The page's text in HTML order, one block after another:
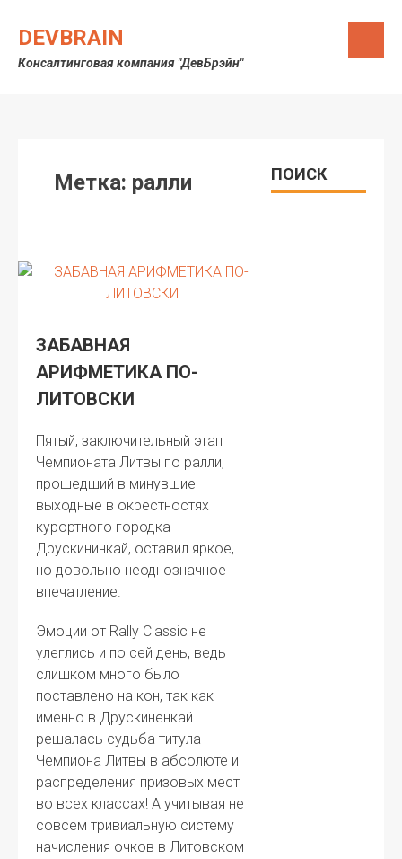
DEVBRAIN
Консалтинговая компания "ДевБрэйн"
Метка: ралли
ЗАБАВНАЯ
АРИФМЕТИКА ПО-
ЛИТОВСКИ
Пятый, заключительный этап
Чемпионата Литвы по ралли,
прошедший в минувшие
выходные в окрестностях
курортного городка
Друскининкай, оставил яркое,
но довольно неоднозначное
впечатление.
Эмоции от Rally Classic не
улеглись и по сей день, ведь
слишком много было
поставлено на кон, так как
именно в Друскиненкай
решалась судьба титула
Чемпиона Литвы в абсолюте и
распределения призовых мест
во всех классах! А учитывая не
совсем тривиальную систему
начисления очков в Литовском
ПОИСК